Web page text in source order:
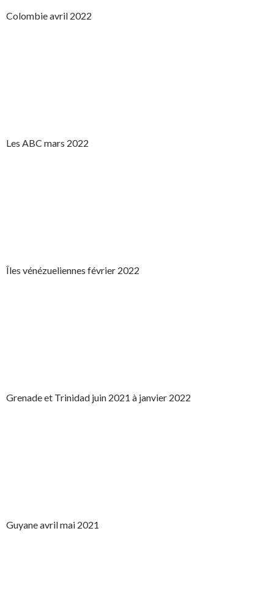
Colombie avril 2022
Les ABC mars 2022
Îles vénézueliennes février 2022
Grenade et Trinidad juin 2021 à janvier 2022
Guyane avril mai 2021